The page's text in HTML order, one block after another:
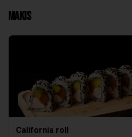
Makis
California roll